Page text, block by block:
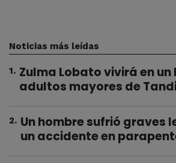
Noticias más leídas
1. Zulma Lobato vivirá en
adultos mayores de
2. Un hombre sufrió graves
un accidente en